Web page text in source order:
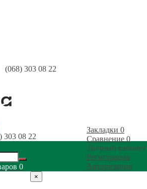
303 08 22
Закладки 0
Сравнение 0
Личный кабинет
Регистрация
Авторизация
08 22
0
×